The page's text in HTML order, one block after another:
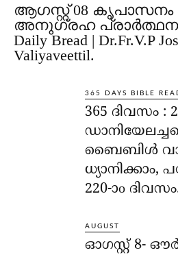
ആഗസ്റ്റ് 08
അനുഗ്രഹ പ്രാർത്ഥന |
Daily Bread | Dr.Fr.V.P
Valiyaveettil.
365 DAYS BIBLE
365 ദിവസം :
ബൈബിൾ
ധ്യാനിക്കാം,
220-ാo
AUGUST
ഓഗസ്റ്റ് 8-